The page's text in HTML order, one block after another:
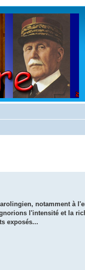
notamment à
l'intensité et la
exposés...